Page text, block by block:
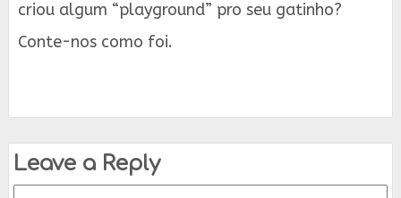
criou algum “playground” pro seu gatinho?
Conte-nos como foi.
Leave a Reply